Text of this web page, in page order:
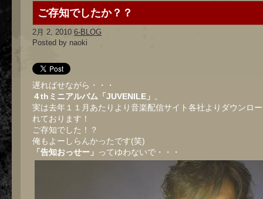
ご存知でしたか？？
2月 2, 2010 6-BLOG
Posted by naoki
遅ればせながら・・・
４thミニアルバム「JUVENILE」 。
実は去年１１月あたりより音楽配信サイト各社よりダウンロ
れております！
ご存知でした！？
俺もよーしらんかったです(笑)
「告知おっせー」 ってゆわないで・・・